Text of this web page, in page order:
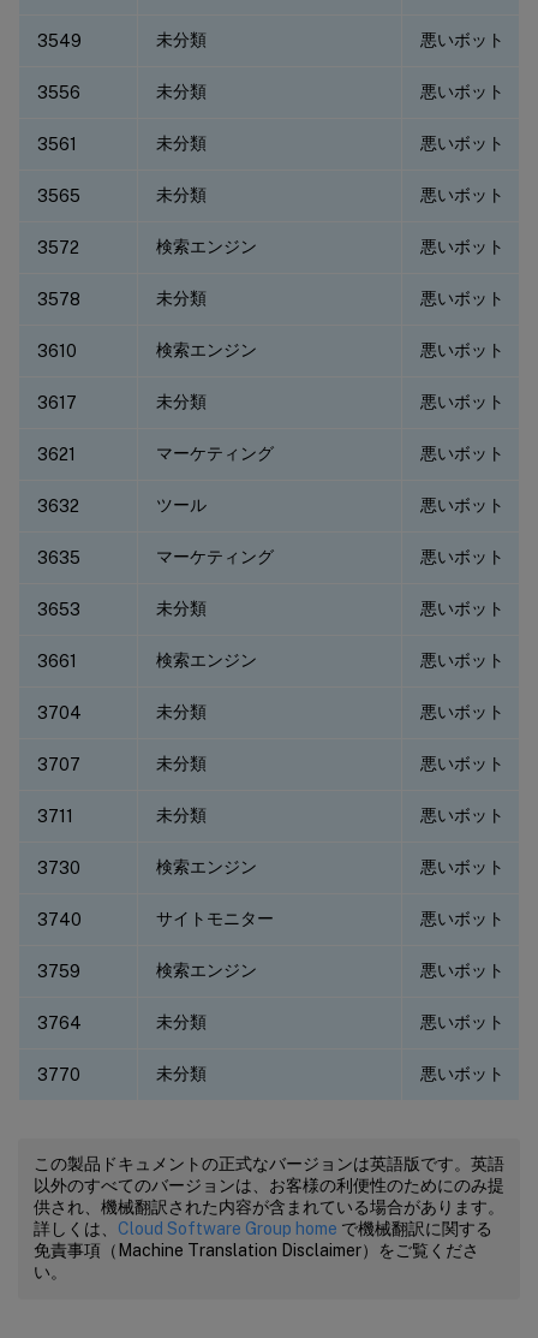
3549 未分類 悪いボット
3556 未分類 悪いボット
3561 未分類 悪いボット
3565 未分類 悪いボット
3572 検索エンジン 悪いボット
3578 未分類 悪いボット
3610 検索エンジン 悪いボット
3617 未分類 悪いボット
3621 マーケティング 悪いボット
3632 ツール 悪いボット
3635 マーケティング 悪いボット
3653 未分類 悪いボット
3661 検索エンジン 悪いボット
3704 未分類 悪いボット
3707 未分類 悪いボット
3711 未分類 悪いボット
3730 検索エンジン 悪いボット
3740 サイトモニター 悪いボット
3759 検索エンジン 悪いボット
3764 未分類 悪いボット
3770 未分類 悪いボット
この製品ドキュメントの正式なバージョンは英語版です。英語
以外のすべてのバージョンは、お客様の利便性のためにのみ提
供され、機械翻訳された内容が含まれている場合があります。
詳しくは、 Cloud Software Group home で機械翻訳に関する
免責事項（Machine Translation Disclaimer）をご覧くださ
い。